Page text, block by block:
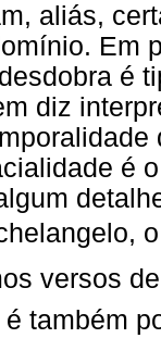
aliás,
Em
é
diz
é
versos
é também